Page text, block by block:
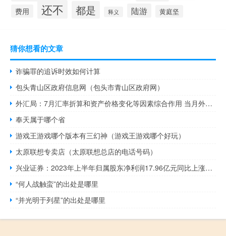
费用 还不 都是 释义 陆游 黄庭坚
猜你想看的文章
诈骗罪的追诉时效如何计算
包头青山区政府信息网（包头市青山区政府网）
外汇局：7月汇率折算和资产价格变化等因素综合作用 当月外汇储备规模上升
奉天属于哪个省
游戏王游戏哪个版本有三幻神（游戏王游戏哪个好玩）
太原联想专卖店（太原联想总店的电话号码）
兴业证券：2023年上半年归属股东净利润17.96亿元同比上涨30.73%
“何人战触蛮”的出处是哪里
“并光明于列星”的出处是哪里